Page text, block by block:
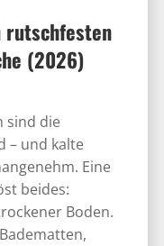
rutschfesten
(2026)
sind die
– und kalte
Eine
beides:
Boden.